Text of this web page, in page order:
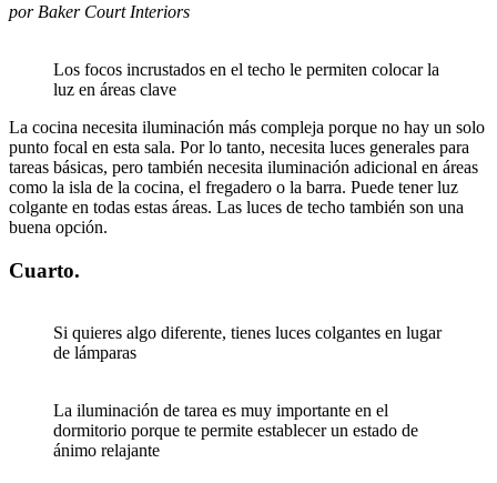
por Baker Court Interiors
Los focos incrustados en el techo le permiten colocar la
luz en áreas clave
La cocina necesita iluminación más compleja porque no hay un solo
punto focal en esta sala. Por lo tanto, necesita luces generales para
tareas básicas, pero también necesita iluminación adicional en áreas
como la isla de la cocina, el fregadero o la barra. Puede tener luz
colgante en todas estas áreas. Las luces de techo también son una
buena opción.
Cuarto.
Si quieres algo diferente, tienes luces colgantes en lugar
de lámparas
La iluminación de tarea es muy importante en el
dormitorio porque te permite establecer un estado de
ánimo relajante